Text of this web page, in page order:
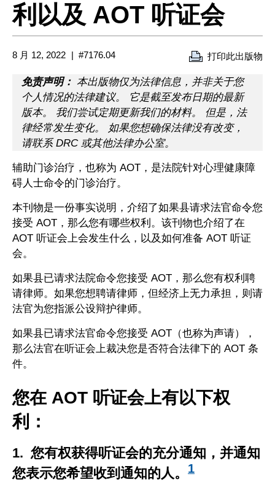
利以及 AOT 听证会
8 月 12, 2022 #7176.04 打印此出版物
免责声明： 本出版物仅为法律信息，并非关于您
个人情况的法律建议。 它是截至发布日期的最新
版本。 我们尝试定期更新我们的材料。 但是，法
律经常发生变化。 如果您想确保法律没有改变，
请联系 DRC 或其他法律办公室。
辅助门诊治疗，也称为 AOT，是法院针对心理健康障
碍人士命令的门诊治疗。
本刊物是一份事实说明，介绍了如果县请求法官命令您
接受 AOT，那么您有哪些权利。该刊物也介绍了在
AOT 听证会上会发生什么，以及如何准备 AOT 听证
会。
如果县已请求法院命令您接受 AOT，那么您有权利聘
请律师。如果您想聘请律师，但经济上无力承担，则请
法官为您指派公设辩护律师。
如果县已请求法官命令您接受 AOT（也称为声请），
那么法官在听证会上裁决您是否符合法律下的 AOT 条
件。
您在 AOT 听证会上有以下权
利：
1. 您有权获得听证会的充分通知，并通知
您表示您希望收到通知的人。
1